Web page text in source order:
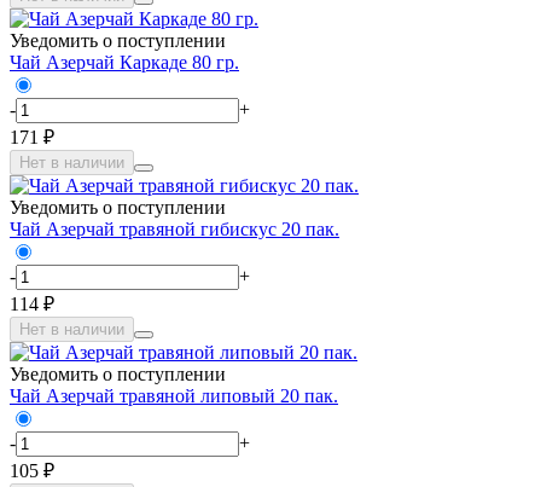
Уведомить о поступлении
Чай Азерчай Каркаде 80 гр.
-
+
171 ₽
Нет в наличии
Уведомить о поступлении
Чай Азерчай травяной гибискус 20 пак.
-
+
114 ₽
Нет в наличии
Уведомить о поступлении
Чай Азерчай травяной липовый 20 пак.
-
+
105 ₽